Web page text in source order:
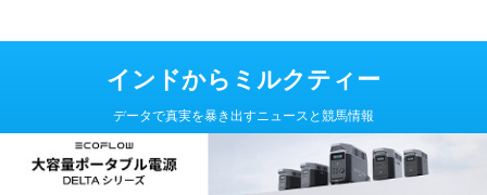
インドからミルクティー
データで真実を暴き出すニュースと競馬情報
Copyright© インドからミルクティー , 2026 All Rights Reserved Powered
AFFINGER5